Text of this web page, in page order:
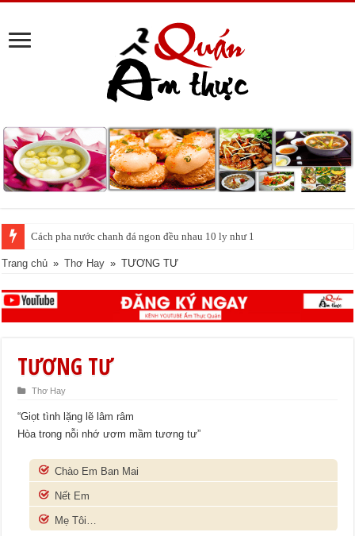
Tin vui cho những người ghiền cà phê: Uống mỗi ngày giúp sống lâu hơn,
Trang chủ » Thơ Hay » TƯƠNG TƯ
TƯƠNG TƯ
Thơ Hay
“Giọt tình lặng lẽ lâm râm
Hòa trong nỗi nhớ ươm mầm tương tư”
Chào Em Ban Mai
Nết Em
Mẹ Tôi…